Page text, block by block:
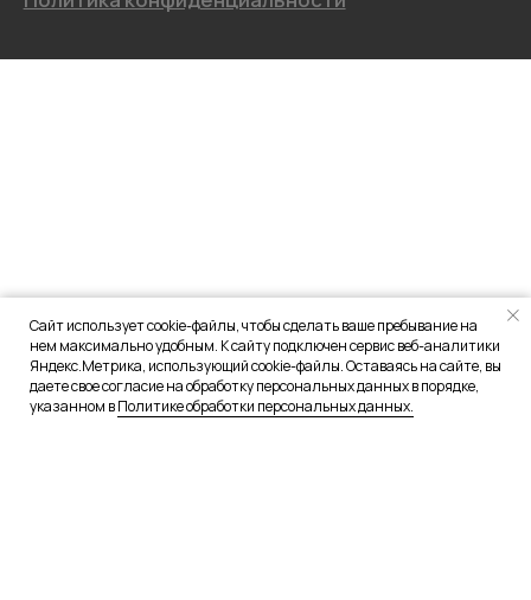
Сайт использует cookie-файлы, чтобы сделать ваше пребывание на
нем максимально удобным. К сайту подключен сервис веб-аналитики
Яндекс.Метрика, использующий cookie-файлы. Оставаясь на сайте, вы
даете свое согласие на обработку персональных данных в порядке,
указанном вПолитике обработки персональных данных.